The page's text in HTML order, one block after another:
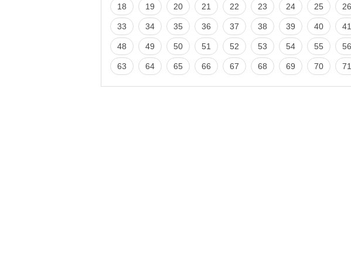
18 19 20 21 22 23 24 25 26
33 34 35 36 37 38 39 40 41
48 49 50 51 52 53 54 55 56
63 64 65 66 67 68 69 70 71